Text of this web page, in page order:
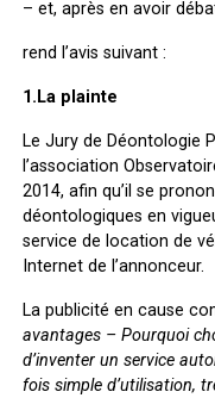
– et, après en avoir
rend l’avis suivant :
1.La plainte
Le Jury de Déontologie
l’association
2014, afin qu’il se
déontologiques en
service de location de
Internet de l’annonceur.
La publicité en cause
avantages – Pourquoi
d’inventer un service
fois simple d’utilisation,